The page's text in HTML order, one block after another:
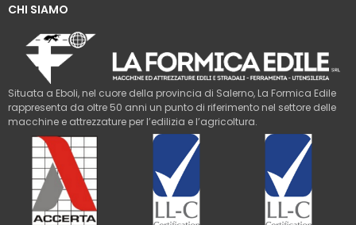
CHI SIAMO
Situata a Eboli, nel cuore della provincia di Salerno, La Formica Edile
rappresenta da oltre 50 anni un punto di riferimento nel settore delle
macchine e attrezzature per l’edilizia e l’agricoltura.